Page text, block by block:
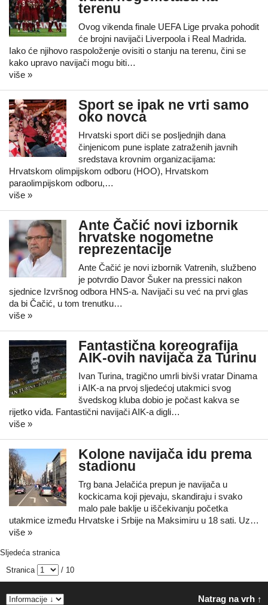
terenu
Ovog vikenda finale UEFA Lige prvaka pohodit
će brojni navijači Liverpoola i Real Madrida.
Iako će njihovo raspoloženje ovisiti o stanju na terenu, čini se
kako upravo navijači mogu biti…
više »
Sport se ipak ne vrti samo
oko novca
Hrvatski sport diči se posljednjih dana
činjenicom pune isplate zatraženih javnih
sredstava krovnim organizacijama:
Hrvatskom olimpijskom odboru (HOO), Hrvatskom
paraolimpijskom odboru,…
više »
Ante Čačić novi izbornik
hrvatske nogometne
reprezentacije
Ante Čačić je novi izbornik Vatrenih, službeno
je potvrdio Davor Šuker na pressici nakon
sjednice Izvršnog odbora HNS-a. Navijači su već na prvi glas
da bi Čačić, u tom trenutku…
više »
Fantastična koreografija
AIK-ovih navijača za Turinu
Ivan Turina, tragično umrli bivši vratar Dinama
i AIK-a na prvoj sljedećoj utakmici svog
švedskog kluba dobio je počast kakva se
rijetko viđa. Fantastični navijači AIK-a digli…
više »
Kolone navijača idu prema
stadionu
Trg bana Jelačića prepun je navijača u
kockicama koji pjevaju, skandiraju i svako
malo pale baklje u iščekivanju početka
utakmice između Hrvatske i Srbije na Maksimiru u 18 sati. Uz…
više »
Sljedeća stranica
Stranica
/ 10
Natrag na vrh ↑